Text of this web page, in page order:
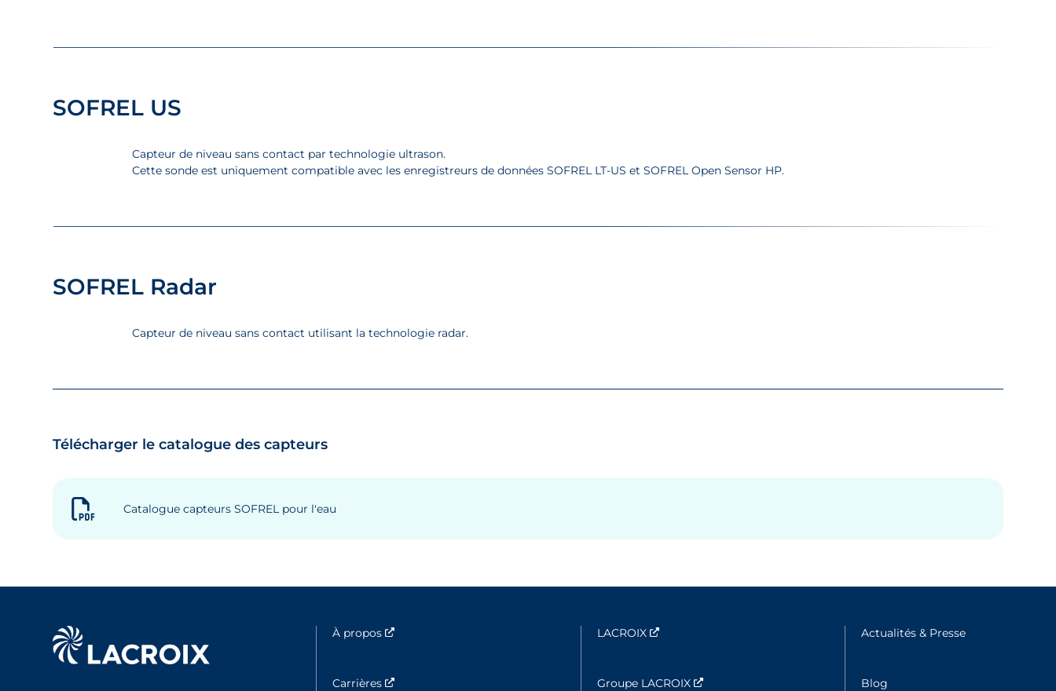
SOFREL US
Capteur de niveau sans contact par technologie ultrason.
Cette sonde est uniquement compatible avec les enregistreurs de données SOFREL LT-US et SOFREL Open Sensor HP.
SOFREL Radar
Capteur de niveau sans contact utilisant la technologie radar.
Télécharger le catalogue des capteurs
Catalogue capteurs SOFREL pour l'eau
À propos
Carrières
LACROIX Nouvelle fenêtre
Groupe LACROIX Nouvelle fenêtre
Actualités & Presse
Blog